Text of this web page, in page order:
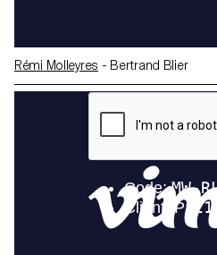
Rémi Molleyres - Bertrand Blier